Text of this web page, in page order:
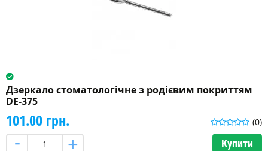
Дзеркало стоматологічне з родієвим покриттям
DE-375
(0)
101.00 грн.
Купити